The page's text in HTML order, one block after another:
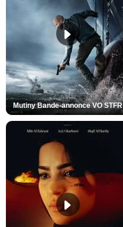
Mutiny Bande-annonce VO STFR